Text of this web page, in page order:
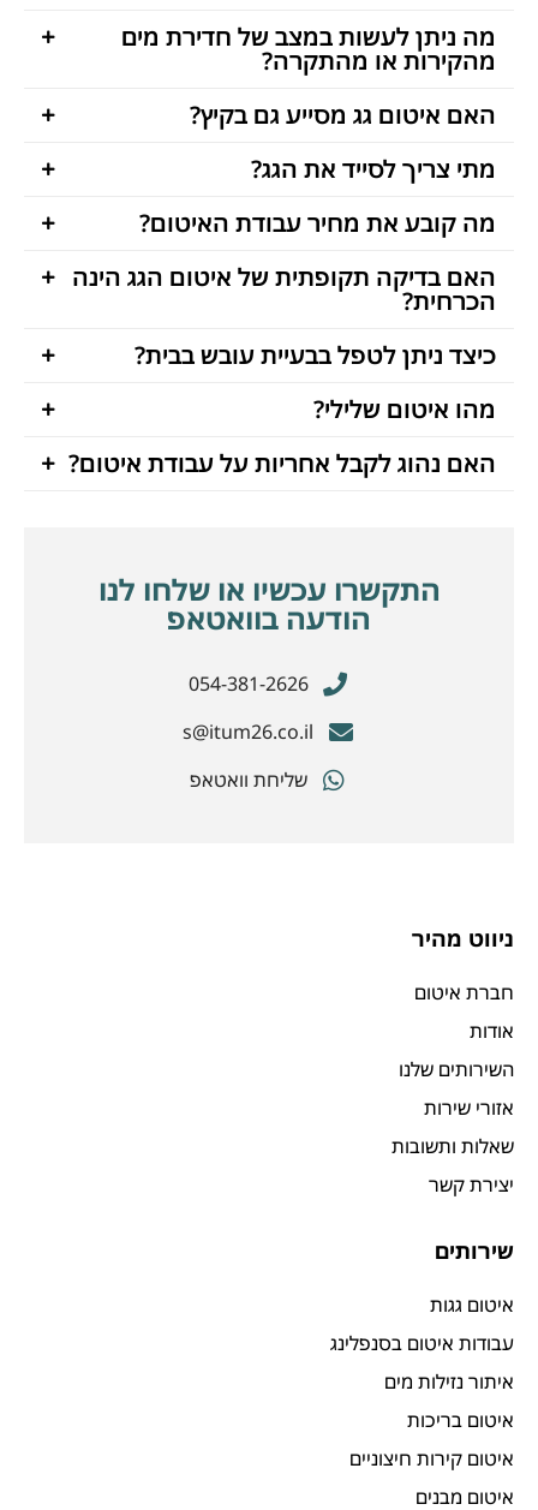
מה ניתן לעשות במצב של חדירת מים
מהקירות או מהתקרה?
האם איטום גג מסייע גם בקיץ?
מתי צריך לסייד את הגג?
מה קובע את מחיר עבודת האיטום?
האם בדיקה תקופתית של איטום הגג הינה
הכרחית?
כיצד ניתן לטפל בבעיית עובש בבית?
מהו איטום שלילי?
האם נהוג לקבל אחריות על עבודת איטום?
התקשרו עכשיו או שלחו לנו
הודעה בוואטאפ
054-381-2626
s@itum26.co.il
שליחת וואטאפ
ניווט מהיר
חברת איטום
אודות
השירותים שלנו
אזורי שירות
שאלות ותשובות
יצירת קשר
שירותים
איטום גגות
עבודות איטום בסנפלינג
איתור נזילות מים
איטום בריכות
איטום קירות חיצוניים
איטום מבנים